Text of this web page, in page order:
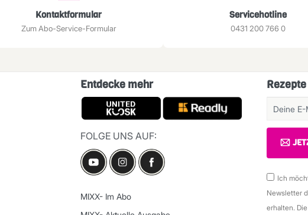
Kontaktformular
Zum Abo-Service-Formular
Servicehotline
0431 200 766 0
Entdecke mehr
FOLGE UNS AUF:
MIXX- Im Abo
Ich
Newsletter
erhalten.